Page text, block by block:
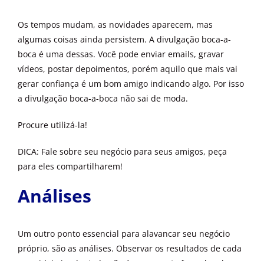
Os tempos mudam, as novidades aparecem, mas
algumas coisas ainda persistem. A divulgação boca-a-
boca é uma dessas. Você pode enviar emails, gravar
vídeos, postar depoimentos, porém aquilo que mais vai
gerar confiança é um bom amigo indicando algo. Por isso
a divulgação boca-a-boca não sai de moda.
Procure utilizá-la!
DICA: Fale sobre seu negócio para seus amigos, peça
para eles compartilharem!
Análises
Um outro ponto essencial para alavancar seu negócio
próprio, são as análises. Observar os resultados de cada